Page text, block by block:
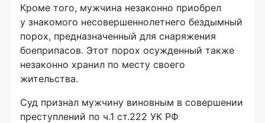
Кроме того, мужчина незаконно приобрел
у знакомого несовершеннолетнего бездымный
порох, предназначенный для снаряжения
боеприпасов. Этот порох осужденный также
незаконно хранил по месту своего
жительства.
Суд признал мужчину виновным в совершении
преступлений по ч.1 ст.222 УК РФ